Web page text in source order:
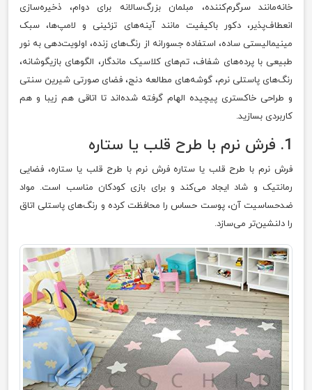
خانه‌مانند سرگرم‌کننده، مبلمان بزرگ‌سالانه برای دوام، ذخیره‌سازی
انعطاف‌پذیر، دکور باکیفیت مانند آینه‌های تزئینی و لامپ‌ها، سبک
مینیمالیستی ساده، استفاده جسورانه از رنگ‌های زنده، اولویت‌دهی به نور
طبیعی با پرده‌های شفاف، تم‌های کلاسیک ماندگار، الگوهای بازیگوشانه،
رنگ‌های پاستلی نرم، گوشه‌های مطالعه دنج، فضای صورتی شیرین سنتی
و طراحی خاکستری پیچیده الهام گرفته شده‌اند تا اتاقی هم زیبا و هم
کاربردی بسازید.
1. فرش نرم با طرح قلب یا ستاره
فرش نرم با طرح قلب یا ستاره فرش نرم با طرح قلب یا ستاره، فضایی
رمانتیک و شاد ایجاد می‌کند و برای بازی کودکان مناسب است. مواد
ضدحساسیت آن، پوست حساس را محافظت کرده و رنگ‌های پاستلی اتاق
را دلنشین‌تر می‌سازد.